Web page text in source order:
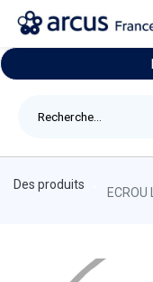
Des produits